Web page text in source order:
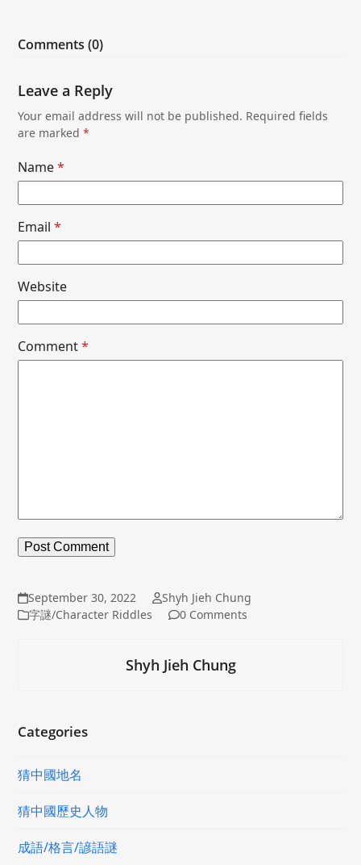
Comments (0)
Leave a Reply
Your email address will not be published. Required fields
are marked*
Name*
Email*
Website
Comment*
September 30, 2022
Shyh Jieh Chung
字謎/Character Riddles
0 Comments
Shyh Jieh Chung
Categories
猜中國地名
猜中國歷史人物
成語/格言/諺語謎